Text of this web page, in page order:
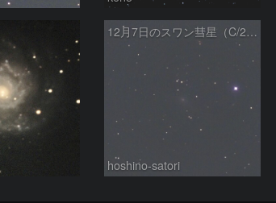
12月7日のスワン彗星（C/2025R2）
hoshino-satori